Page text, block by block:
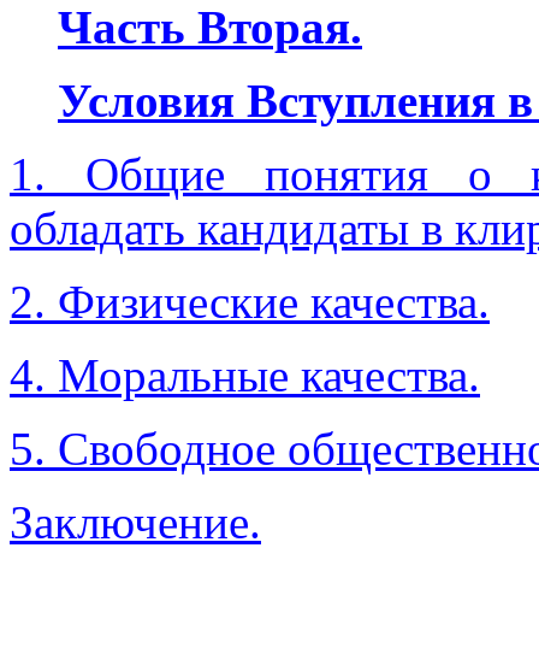
Часть Вторая.
Условия Вступления
1. Общие понятия о
обладать кандидаты в
2. Физические качества.
4. Моральные качества.
5. Свободное
Заключение.